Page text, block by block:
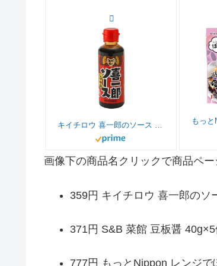
キイチロウ 喜一郎のソース 200ml
画像下の商品名クリックで商品ペ
359円 キイチロウ 喜一郎のソ
371円 S&B 菜館 豆板醤 40g×5
777円 もっとNippon レンジ